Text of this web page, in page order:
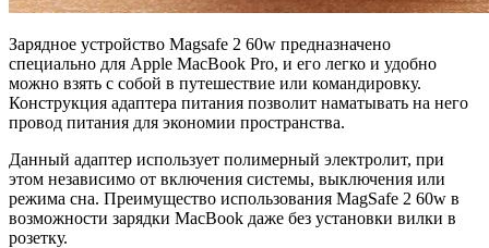
Зарядное устройство Magsafe 2 60w предназначено
специально для Apple MacBook Pro, и его легко и удобно
можно взять с собой в путешествие или командировку.
Конструкция адаптера питания позволит наматывать на него
провод питания для экономии пространства.
Данный адаптер использует полимерный электролит, при
этом независимо от включения системы, выключения или
режима сна. Преимущество использования MagSafe 2 60w в
возможности зарядки MacBook даже без установки вилки в
розетку.